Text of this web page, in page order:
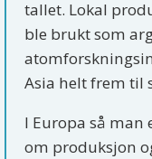
tallet. Lokal
ble brukt som
Asia helt frem til
I Europa så man
om produksjon